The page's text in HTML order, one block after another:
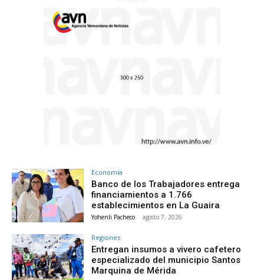
Economía
Banco de los Trabajadores entrega
financiamientos a 1.766
establecimientos en La Guaira
Yohenli Pacheco - agosto 7, 2026
Regiones
Entregan insumos a vivero cafetero
especializado del municipio Santos
Marquina de Mérida